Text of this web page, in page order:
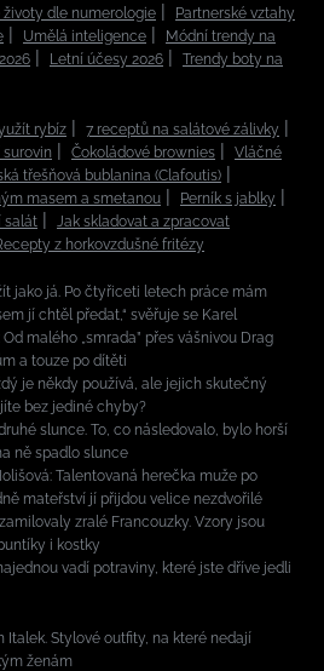
životy dle numerologie
Partnerské vztahy
Umělá inteligence
Módní trendy na
Letní účesy 2026
Trendy boty na
rybíz
7 receptů na salátové zálivky
Čokoládové brownies
Vláčné
třešňová bublanina (Clafoutis)
masem a smetanou
Perník s jablky
salát
Jak skladovat a zpracovat
z horkovzdušné fritézy
jako já. Po čtyřiceti letech práce mám
jí chtěl předat,“ svěřuje se Karel
malého „smrada” přes vášnivou Drag
a touze po dítěti
je někdy používá, ale jejich skutečný
bez jediné chyby?
slunce. To, co následovalo, bylo horší
ně spadlo slunce
Talentovaná herečka muže po
mateřství jí přijdou velice nezdvořilé
zralé Francouzky. Vzory jsou
i kostky
vadí potraviny, které jste dříve jedli
Stylové outfity, na které nedají
ženám